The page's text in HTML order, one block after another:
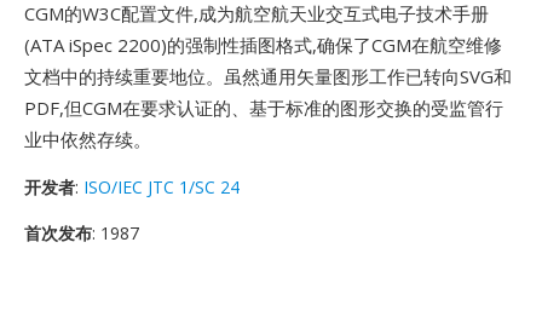
CGM的W3C配置文件,成为航空航天业交互式电子技术手册
(ATA iSpec 2200)的强制性插图格式,确保了CGM在航空维修
文档中的持续重要地位。虽然通用矢量图形工作已转向SVG和
PDF,但CGM在要求认证的、基于标准的图形交换的受监管行
业中依然存续。
开发者: ISO/IEC JTC 1/SC 24
首次发布: 1987